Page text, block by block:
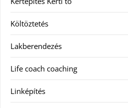
Költöztetés
Lakberendezés
Life coach coaching
Linképítés